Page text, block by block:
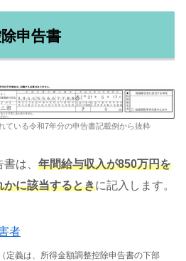
申告書
ている令和7年分の申告書記載例から抜粋
は、 年間給与収入が850万円を
かに該当するときに記入します。
者
定義は、所得金額調整控除申告書の下部